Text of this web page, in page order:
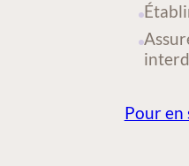
Pour en